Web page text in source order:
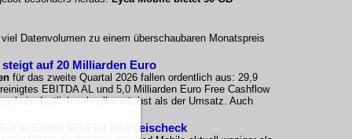
Datenvolumen zu einem überschaubaren Monatspreis
auf 20 Milliarden Euro
für das zweite Quartal 2026 fallen ordentlich aus: 29,9
EBITDA AL und 5,0 Milliarden Euro Free Cashflow
deutlich schneller wächst als der Umsatz. Auch
Echte 5G-Flat im Preischeck